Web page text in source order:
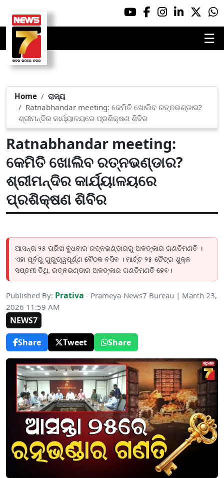
☰
Home
ରାଜ୍ୟ
Ratnabhandar meeting: କେମିତି ଖୋଲିବ ରତ୍ନଭଣ୍ଡାର?
ଶ୍ରୀମନ୍ଦିର କାର୍ଯ୍ୟାଳୟରେ ପ୍ରଶିକ୍ଷଣ ଶିବିର
Ratnabhandar meeting:
କେମିତି ଖୋଲିବ ରତ୍ନଭଣ୍ଡାର?
ଶ୍ରୀମନ୍ଦିର କାର୍ଯ୍ୟାଳୟରେ
ପ୍ରଶିକ୍ଷଣ ଶିବିର
ଆସନ୍ତା ୨୫ ତାରିଖ ବୁଧବାର ରତ୍ନଭଣ୍ଡାରରୁ ଅଳଙ୍କାର ଗଣତିମଣତି ।
ଏହା ପୂର୍ବରୁ ଗୁରୁତ୍ୱପୂର୍ଣ୍ଣ ବୈଠକ ବସିବ । ମାର୍ଚ୍ଚ ୨୫ ଚୈତ୍ର ଶୁକ୍ଳ
ସପ୍ତମୀ ତିଥି, ରତ୍ନଭଣ୍ଡାର ଅଳଙ୍କାର ଗଣତିମଣତି ହେବ।
Published By: Prativa - Prameya-News7 Bureau | March 23,
2026 11:59 AM
NEWS7
Share
Tweet Share